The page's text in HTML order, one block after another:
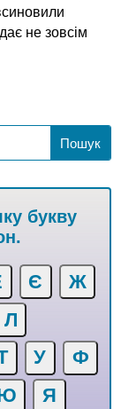
не зовсім
букву
Є
Ж
Л
У
Ф
Я